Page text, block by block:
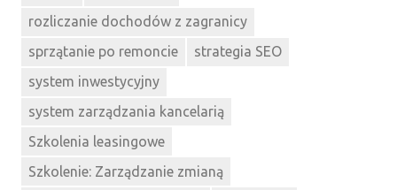
rozliczanie dochodów z zagranicy
sprzątanie po remoncie
strategia SEO
system inwestycyjny
system zarządzania kancelarią
Szkolenia leasingowe
Szkolenie: Zarządzanie zmianą